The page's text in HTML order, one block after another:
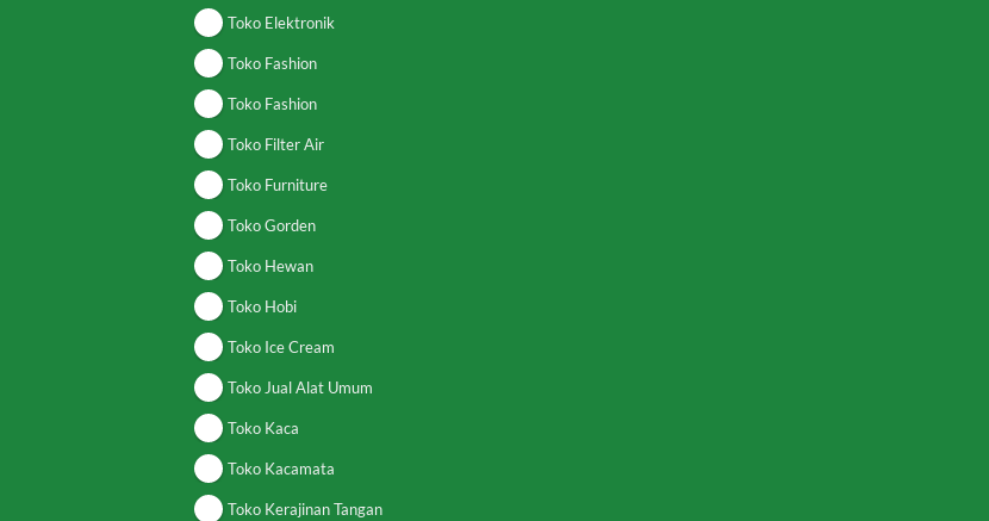
Toko Elektronik
Toko Fashion
Toko Fashion
Toko Filter Air
Toko Furniture
Toko Gorden
Toko Hewan
Toko Hobi
Toko Ice Cream
Toko Jual Alat Umum
Toko Kaca
Toko Kacamata
Toko Kerajinan Tangan